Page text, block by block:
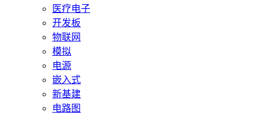
医疗电子
开发板
物联网
模拟
电源
嵌入式
新基建
电路图